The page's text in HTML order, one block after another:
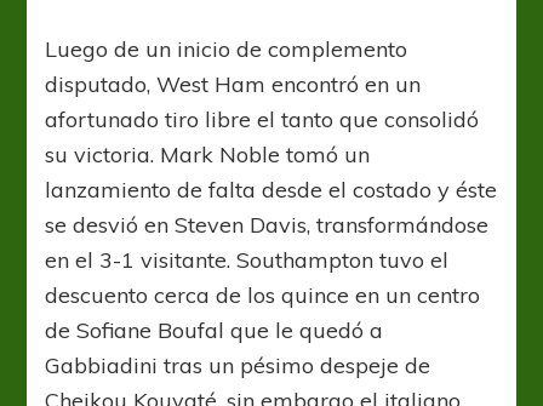
Luego de un inicio de complemento
disputado, West Ham encontró en un
afortunado tiro libre el tanto que consolidó
su victoria. Mark Noble tomó un
lanzamiento de falta desde el costado y éste
se desvió en Steven Davis, transformándose
en el 3-1 visitante. Southampton tuvo el
descuento cerca de los quince en un centro
de Sofiane Boufal que le quedó a
Gabbiadini tras un pésimo despeje de